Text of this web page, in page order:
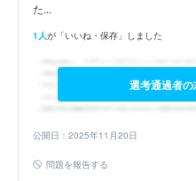
た...
1人が「いいね・保存」しました
選考通過者
公開日：2025年11月20日
問題を報告する